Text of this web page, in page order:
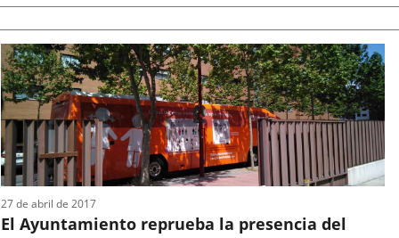
de
la
noticia
El Ayuntamiento reprueba la presencia del
27 de abril de 2017